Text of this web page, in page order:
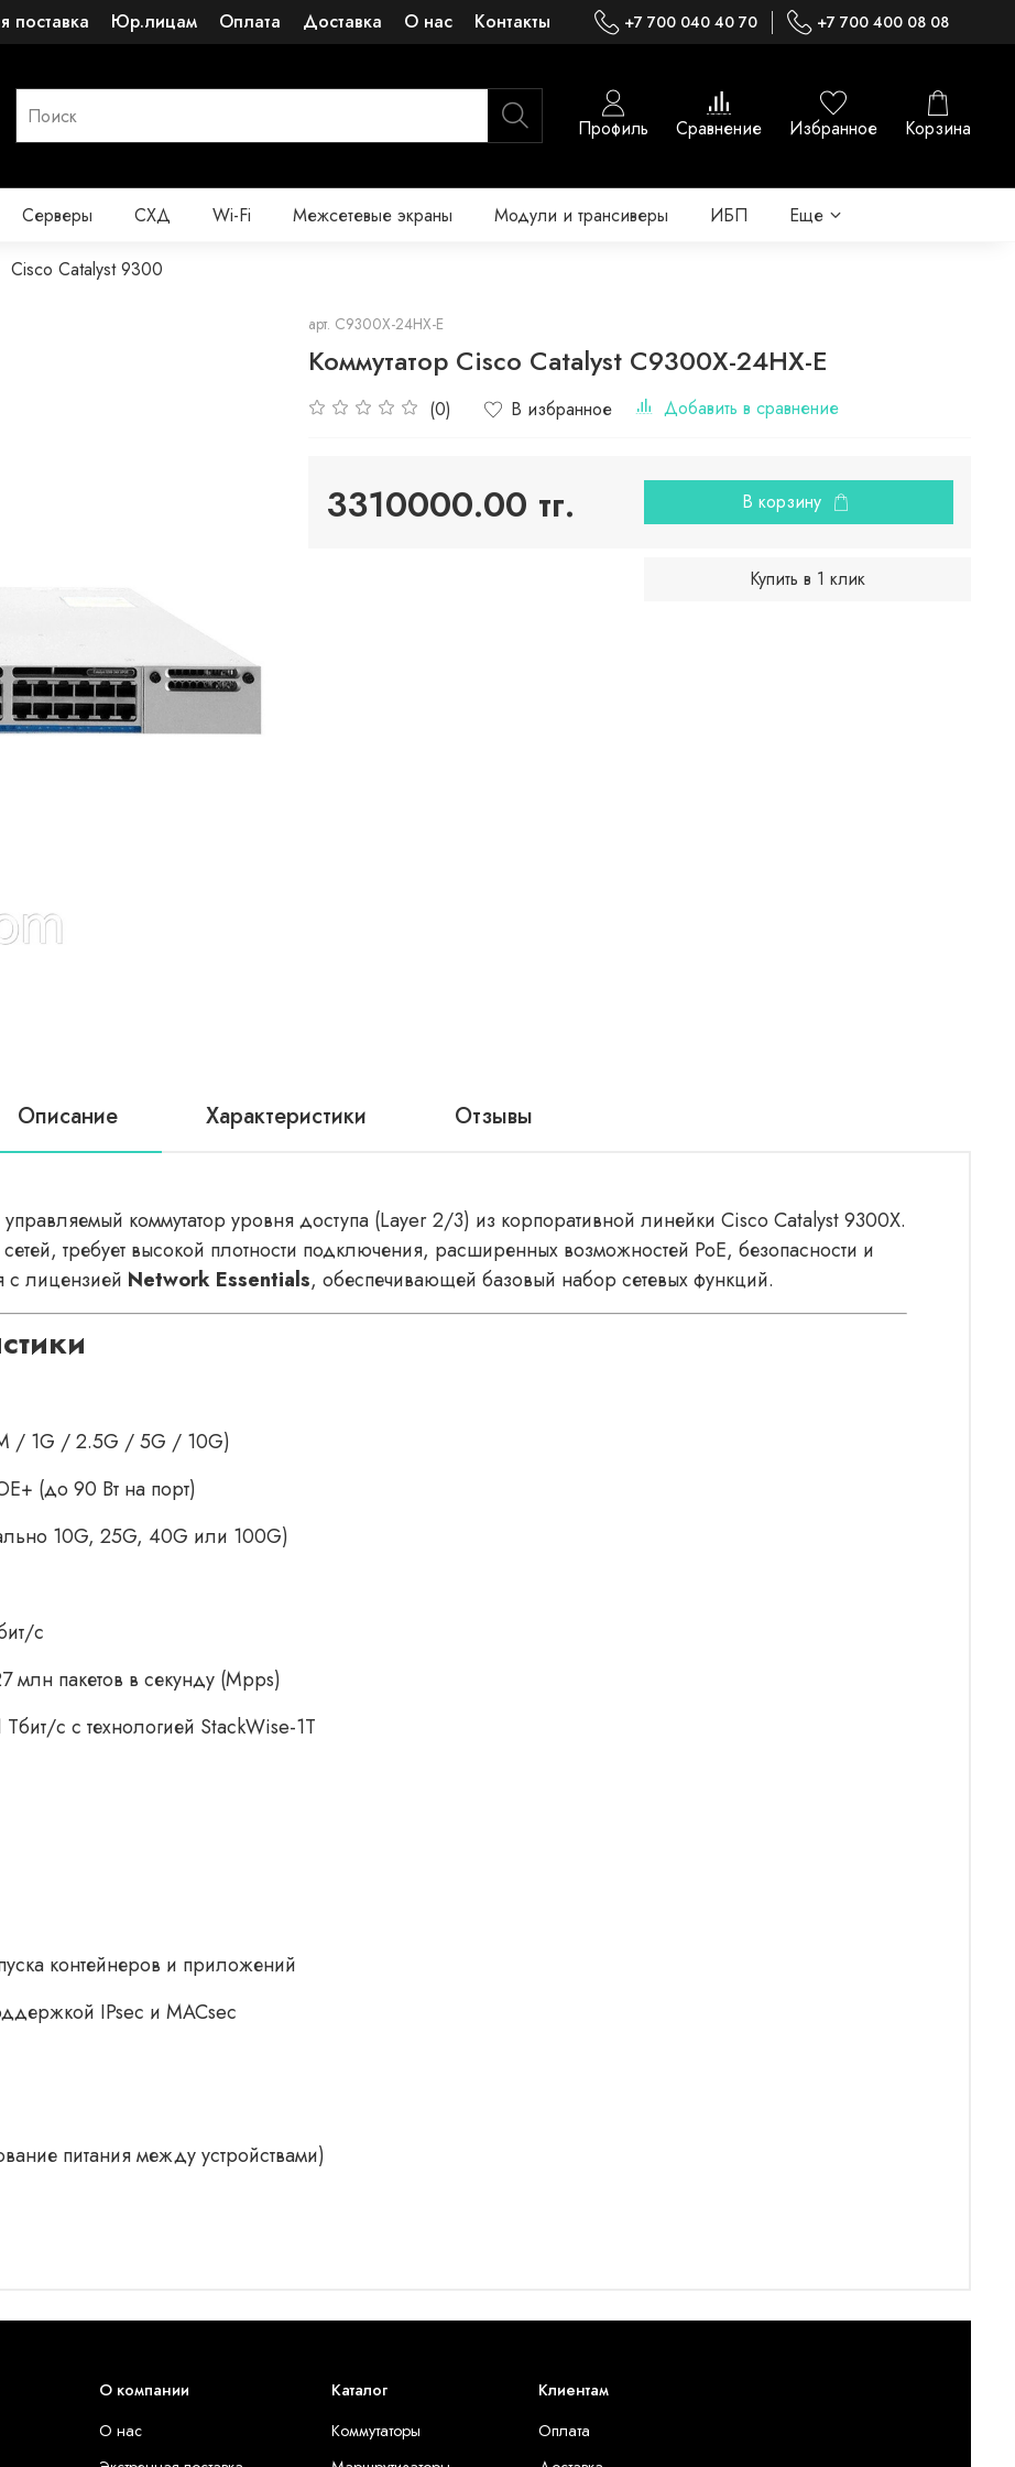
поставка Юр.лицам Оплата Доставка О нас Контакты +7 700 040 40 70 +7 700 400 08 08
Профиль Сравнение Избранное Корзина
Серверы СХД Wi-Fi Межсетевые экраны Модули и трансиверы ИБП Еще
Cisco Catalyst 9300
арт. C9300X-24HX-E
Коммутатор Cisco Catalyst C9300X-24HX-E
(0) В избранное Добавить в сравнение
3310000.00 тг. В корзину
Купить в 1 клик
Описание Характеристики Отзывы
коммутатор уровня доступа (Layer 2/3) из корпоративной линейки Cisco Catalyst 9300X.
требует высокой плотности подключения, расширенных возможностей PoE, безопасности и
с лицензией Network Essentials, обеспечивающей базовый набор сетевых функций.
/ 1G / 2.5G / 5G / 10G)
(до 90 Вт на порт)
10G, 25G, 40G или 100G)
с
млн пакетов в секунду (Mpps)
с с технологией StackWise-1T
контейнеров и приложений
IPsec и MACsec
питания между устройствами)
О компании
О нас
Каталог
Коммутаторы
Клиентам
Оплата